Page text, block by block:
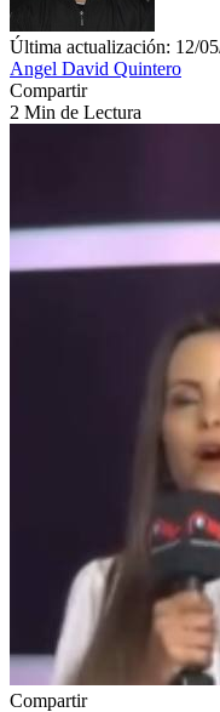
Última actualización: 12/
Angel David Quintero
Compartir
2 Min de Lectura
Compartir